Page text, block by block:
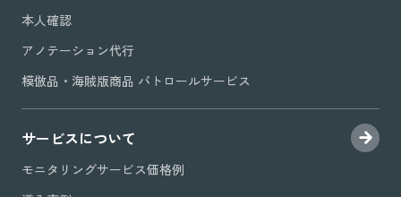
本人確認
アノテーション代行
模倣品・海賊版商品 パトロールサービス
サービスについて
モニタリングサービス価格例